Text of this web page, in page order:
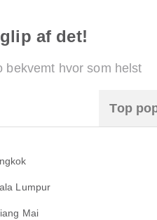
af det!
bekvemt hvor som helst
Top
Lumpur
Mai